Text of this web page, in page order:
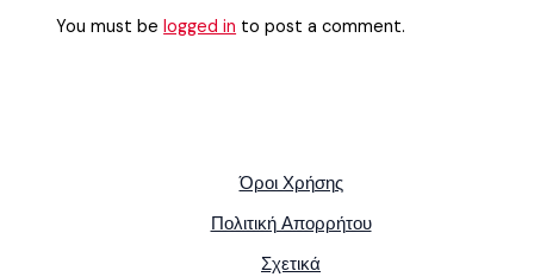
You must belogged in to post a comment.
Όροι Χρήσης
Πολιτική Απορρήτου
Σχετικά